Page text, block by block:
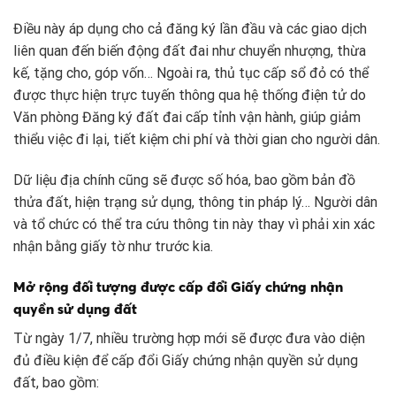
Điều này áp dụng cho cả đăng ký lần đầu và các giao dịch
liên quan đến biến động đất đai như chuyển nhượng, thừa
kế, tặng cho, góp vốn… Ngoài ra, thủ tục cấp sổ đỏ có thể
được thực hiện trực tuyến thông qua hệ thống điện tử do
Văn phòng Đăng ký đất đai cấp tỉnh vận hành, giúp giảm
thiểu việc đi lại, tiết kiệm chi phí và thời gian cho người dân.
Dữ liệu địa chính cũng sẽ được số hóa, bao gồm bản đồ
thửa đất, hiện trạng sử dụng, thông tin pháp lý… Người dân
và tổ chức có thể tra cứu thông tin này thay vì phải xin xác
nhận bằng giấy tờ như trước kia.
Mở rộng đối tượng được cấp đổi Giấy chứng nhận
quyền sử dụng đất
Từ ngày 1/7, nhiều trường hợp mới sẽ được đưa vào diện
đủ điều kiện để cấp đổi Giấy chứng nhận quyền sử dụng
đất, bao gồm: